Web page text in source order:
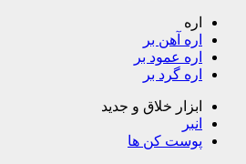
اره
اره آهن بر
اره عمود بر
اره گرد بر
ابزار خلاق و جدید
انبر
پوست کن ها